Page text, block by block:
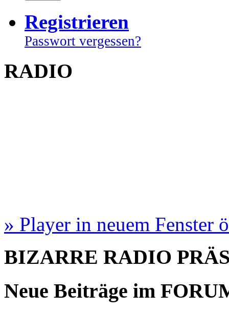
Registrieren
Passwort vergessen?
RADIO
» Player in neuem Fenster
BIZARRE RADIO
Neue Beiträge im